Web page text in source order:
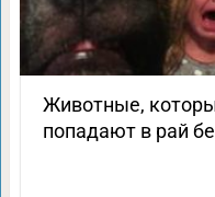
Животные,
попадают в рай